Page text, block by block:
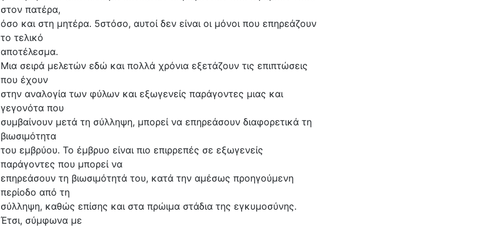
στον πατέρα,
όσο και στη μητέρα. 5στόσο, αυτοί δεν είναι οι μόνοι που επηρεάζουν
το τελικό
αποτέλεσμα.
Μια σειρά μελετών εδώ και πολλά χρόνια εξετάζουν τις επιπτώσεις
που έχουν
στην αναλογία των φύλων και εξωγενείς παράγοντες μιας και
γεγονότα που
συμβαίνουν μετά τη σύλληψη, μπορεί να επηρεάσουν διαφορετικά τη
βιωσιμότητα
του εμβρύου. Το έμβρυο είναι πιο επιρρεπές σε εξωγενείς
παράγοντες που μπορεί να
επηρεάσουν τη βιωσιμότητά του, κατά την αμέσως προηγούμενη
περίοδο από τη
σύλληψη, καθώς επίσης και στα πρώιμα στάδια της εγκυμοσύνης.
Έτσι, σύμφωνα με